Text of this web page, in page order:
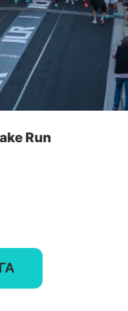
Homeplay
ERP
Καταστήματα
Marketing
Design